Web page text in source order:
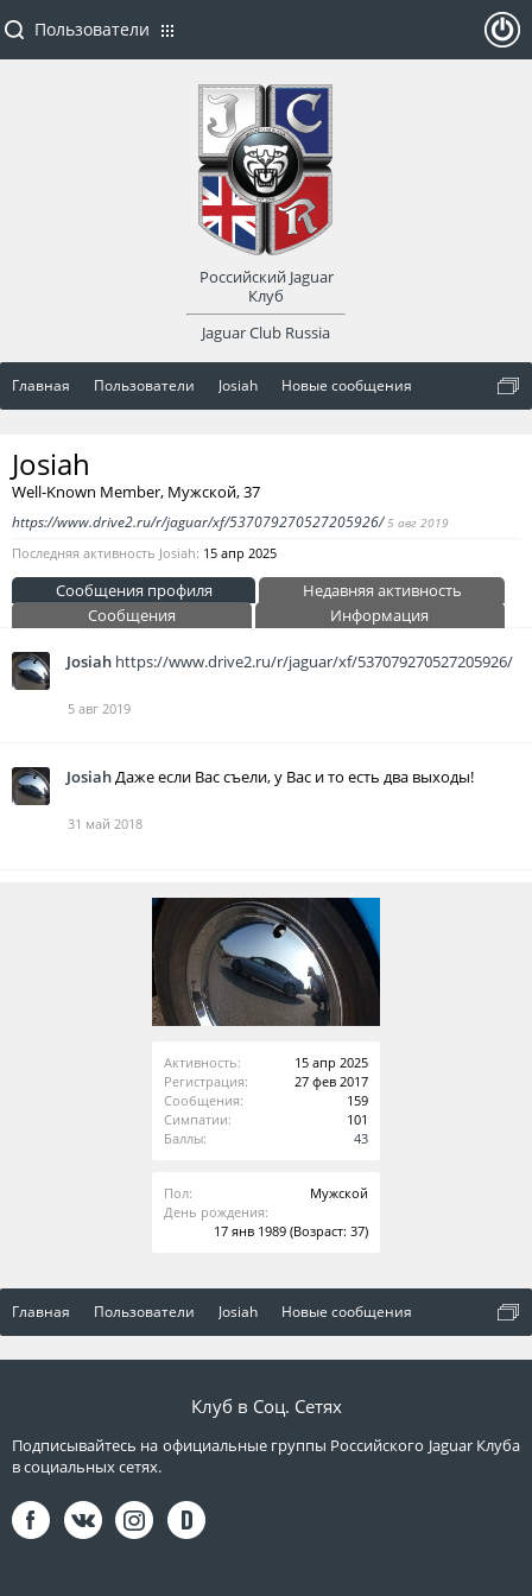
Главная Пользователи Josiah Новые сообщения
Активность:
15 апр 2025
Регистрация:
27 фев 2017
Сообщения:
159
Симпатии:
101
Баллы:
43
Пол:
Мужской
День рождения:
17 янв 1989 (Возраст: 37)
Josiah
Well-Known Member, Мужской, 37
https://www.drive2.ru/r/jaguar/xf/537079270527205926/ 5 авг 2019
Последняя активность Josiah: 15 апр 2025
Сообщения профиля
Недавняя активность
Сообщения
Информация
Josiah https://www.drive2.ru/r/jaguar/xf/537079270527205926/
5 авг 2019
JosiahДаже если Вас съели, у Вас и то есть два выходы!
31 май 2018
Главная Пользователи Josiah Новые сообщения
Пользователи
Российский Jaguar
Клуб
Jaguar Club Russia
оват
Клуб в Соц. Сетях
Подписывайтесь на официальные группы Российского Jaguar Клуба
в социальных сетях.